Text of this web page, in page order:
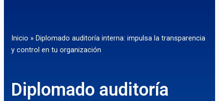
Inicio » Diplomado auditoría interna: impulsa la transparencia
y control en tu organización
Diplomado auditoría